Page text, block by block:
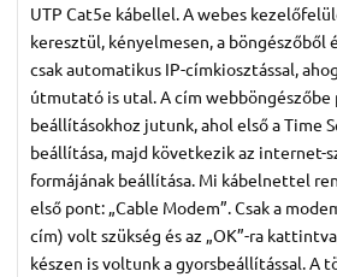
UTP Cat5e kábellel. A webes
keresztül, kényelmesen, a böngészőből
csak automatikus IP-címkiosztással,
útmutató is utal. A cím webböngészőbe
beállításokhoz jutunk, ahol első a Time
beállítása, majd következik az internet-
formájának beállítása. Mi kábelnettel
első pont: „Cable Modem”. Csak a
cím) volt szükség és az „OK”-ra
készen is voltunk a gyorsbeállítással. A